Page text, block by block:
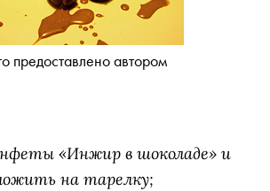
предоставлено автором
«Инжир в шоколаде» и
на тарелку;